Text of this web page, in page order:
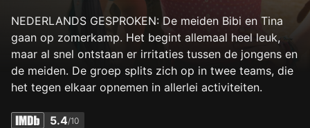
NEDERLANDS GESPROKEN: De meiden Bibi en Tina
gaan op zomerkamp. Het begint allemaal heel leuk,
maar al snel ontstaan er irritaties tussen de jongens en
de meiden. De groep splits zich op in twee teams, die
het tegen elkaar opnemen in allerlei activiteiten.
5.4/10